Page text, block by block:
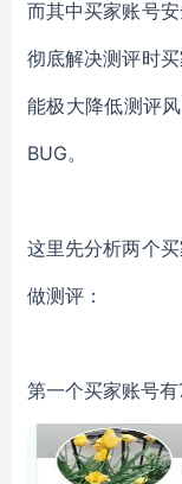
而其中买家账号
彻底解决测评时
能极大降低测评
BUG。
这里先分析两个
做测评：
第一个买家账号有